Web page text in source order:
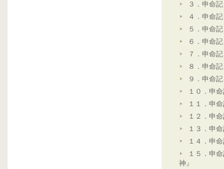
３．申命
４．申命
５．申命
６．申命
７．申命
８．申命
９．申命
１０．申
１１．申
１２．申
１３．申
１４．申
１５．申
神』